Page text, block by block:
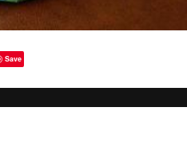
Save